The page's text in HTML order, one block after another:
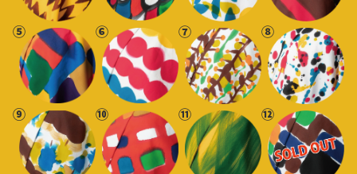
⑤ ⑥ ⑦ ⑧
⑨ ⑩ ⑪ ⑫